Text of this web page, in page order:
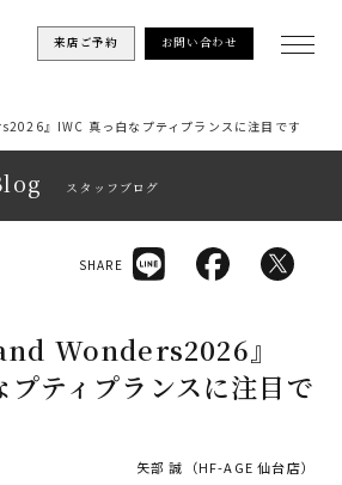
来店ご予約 お問い合わせ
』IWC 真っ白なプティプランスに注目です
スタッフブログ
Wonders2026』
ティプランスに注目で
矢部 誠（HF-AGE 仙台店）
SHARE